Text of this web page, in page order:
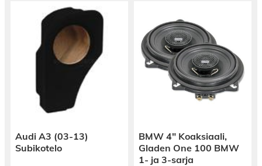
Audi A3 (03-13)
Subikotelo
BMW 4″ Koaksiaali,
Gladen One 100 BMW
1- ja 3-sarja